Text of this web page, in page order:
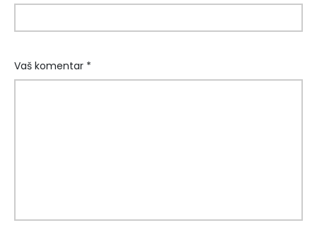
Vaš komentar *